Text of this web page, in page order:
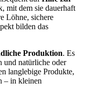
mit dem sie dauerhaft
Löhne, sichere
bilden das
Produktion. Es
und natürliche oder
langlebige Produkte,
– in kleinen